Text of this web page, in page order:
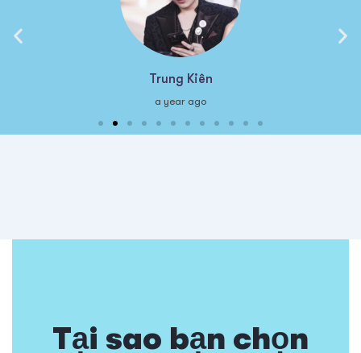
Trung Kiên
a year ago
Tại sao bạn chọn